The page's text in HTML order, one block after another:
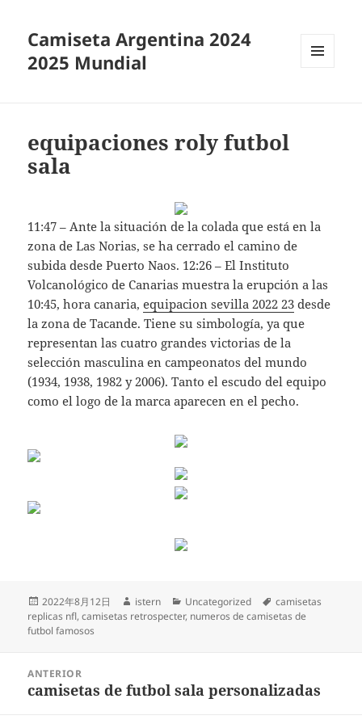
Camiseta Argentina 2024
2025 Mundial
equipaciones roly futbol
sala
11:47 – Ante la situación de la colada que está en la
zona de Las Norias, se ha cerrado el camino de
subida desde Puerto Naos. 12:26 – El Instituto
Volcanológico de Canarias muestra la erupción a las
10:45, hora canaria,equipacion sevilla 2022 23 desde
la zona de Tacande. Tiene su simbología, ya que
representan las cuatro grandes victorias de la
selección masculina en campeonatos del mundo
(1934, 1938, 1982 y 2006). Tanto el escudo del equipo
como el logo de la marca aparecen en el pecho.
Publicado
el
2022年8月12日 Autor
istern Categorías
Uncategorized Etiquetas
camisetas
replicas nfl,camisetas retrospecter, numeros de camisetas de
futbol famosos
entradas
ANTERIOR
Entrada
camisetas de futbol sala personalizadas